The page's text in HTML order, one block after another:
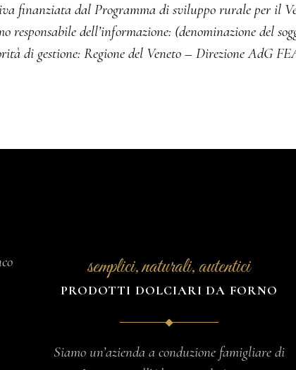
finanziata dal Programma di sviluppo rurale per il
responsabile dell’informazione: (denominazione del
di gestione: Regione del Veneto – Direzione AdG
semplici, naturali, autentici
PRODOTTI DOLCIARI DA FORNO
Siamo un’azienda a conduzione famigliare di